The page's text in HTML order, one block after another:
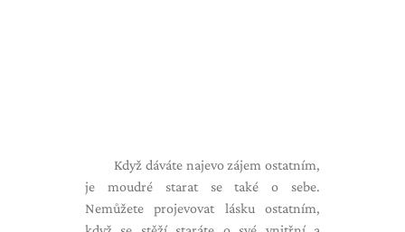
Když dáváte najevo zájem ostatním,
je moudré starat se také o sebe.
Nemůžete projevovat lásku ostatním,